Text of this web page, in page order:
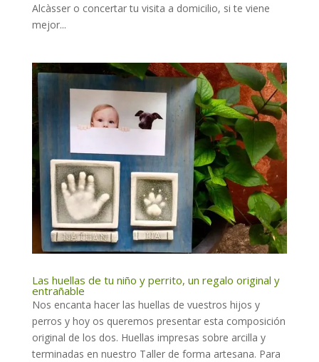
Alcàsser o concertar tu visita a domicilio, si te viene
mejor...
Las huellas de tu niño y perrito, un regalo original y
entrañable
Nos encanta hacer las huellas de vuestros hijos y
perros y hoy os queremos presentar esta composición
original de los dos. Huellas impresas sobre arcilla y
terminadas en nuestro Taller de forma artesana. Para